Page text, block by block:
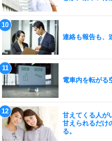
連絡も報告も、
電車内を転がる
甘えてくる人が
甘えられるだけ
る。